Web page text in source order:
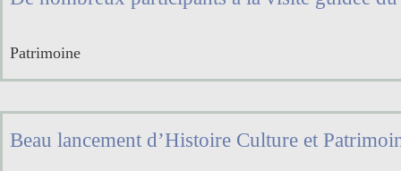
Patrimoine
Beau lancement d’Histoire Culture et